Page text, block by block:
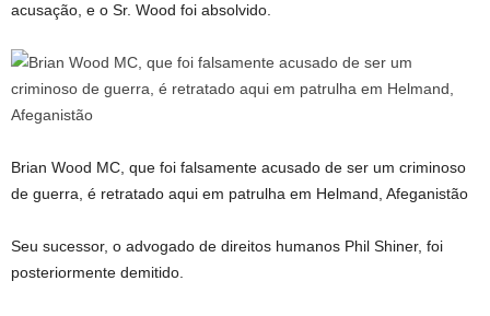
acusação, e o Sr. Wood foi absolvido.
Brian Wood MC, que foi falsamente acusado de ser um criminoso
de guerra, é retratado aqui em patrulha em Helmand, Afeganistão
Seu sucessor, o advogado de direitos humanos Phil Shiner, foi
posteriormente demitido.